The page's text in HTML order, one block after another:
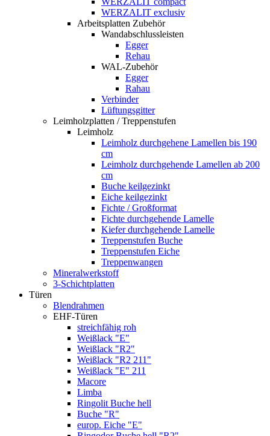
WERZALIT exclusiv
Arbeitsplatten Zubehör
Wandabschlussleisten
Egger
Rehau
WAL-Zubehör
Egger
Rahau
Verbinder
Lüftungsgitter
Leimholzplatten / Treppenstufen
Leimholz
Leimholz durchgehene Lamellen bis 190
cm
Leimholz durchgehende Lamellen ab 200
cm
Buche keilgezinkt
Eiche keilgezinkt
Fichte / Großformat
Fichte durchgehende Lamelle
Kiefer durchgehende Lamelle
Treppenstufen Buche
Treppenstufen Eiche
Treppenwangen
Mineralwerkstoff
3-Schichtplatten
Türen
Blendrahmen
EHF-Türen
streichfähig roh
Weißlack "E"
Weißlack "R2"
Weißlack "R2 211"
Weißlack "E" 211
Macore
Limba
Ringolit Buche hell
Buche "R"
europ. Eiche "E"